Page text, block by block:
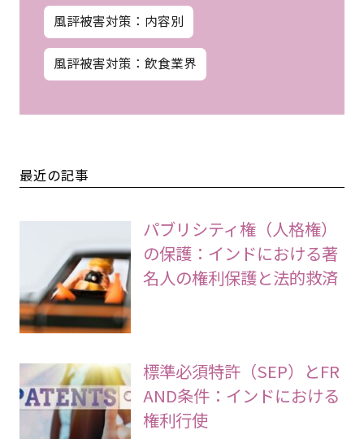
風評被害対策：内容別
風評被害対策：飲食業界
最近の記事
パブリシティ権（人格権）
の保護：インドにおける著
名人の権利保護と法的救済
標準必須特許（SEP）とFR
AND条件：インドにおける
権利行使